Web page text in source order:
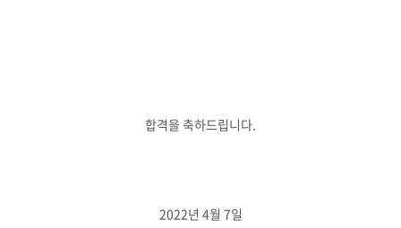
합격을 축하드립니다.
2022년 4월 7일